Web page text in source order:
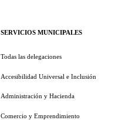
SERVICIOS MUNICIPALES
Todas las delegaciones
Accesibilidad Universal e Inclusión
Administración y Hacienda
Comercio y Emprendimiento